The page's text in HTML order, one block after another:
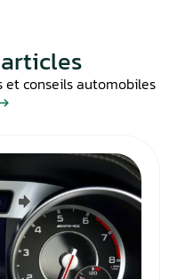
et conseils automobiles